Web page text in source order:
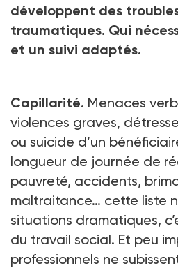
développent des
traumatiques. Qui
et un suivi adaptés.
Capillarité. Menaces
violences graves,
ou suicide d’un
longueur de journée de
pauvreté, accidents,
maltraitance… cette liste
situations dramatiques,
du travail social. Et peu
professionnels ne